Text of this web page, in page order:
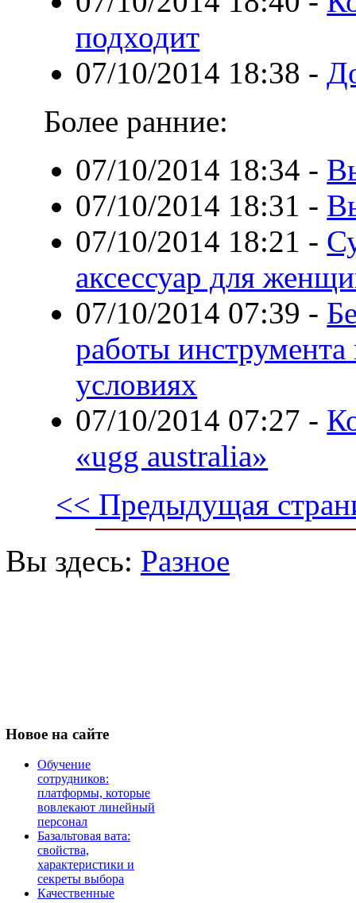
подходит
07/10/2014 18:38 -
Более ранние:
07/10/2014 18:34 -
07/10/2014 18:31 -
07/10/2014 18:21 -
аксессуар для
07/10/2014 07:39 -
работы
условиях
07/10/2014 07:27 -
«ugg australia»
<< Предыдущая
Вы здесь: Разное
Новое на сайте
Обучение
сотрудников:
платформы, которые
вовлекают линейный
персонал
Базальтовая вата:
свойства,
характеристики и
секреты выбора
Качественные